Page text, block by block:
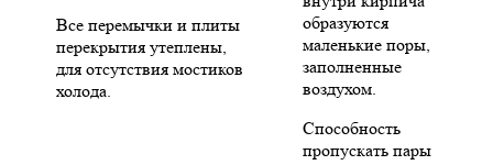
Все перемычки и плиты
перекрытия утеплены,
для отсутствия мостиков
холода.
образуются
маленькие поры,
заполненные
воздухом.
Способность
пропускать пары